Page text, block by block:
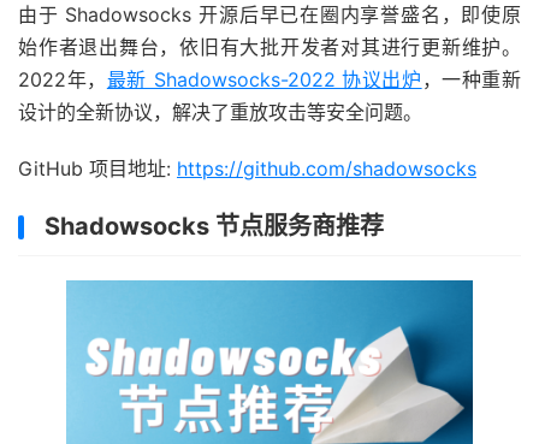
由于 Shadowsocks 开源后早已在圈内享誉盛名，即使原
始作者退出舞台，依旧有大批开发者对其进行更新维护。
2022年， 最新 Shadowsocks-2022 协议出炉 ，一种重新
设计的全新协议，解决了重放攻击等安全问题。
GitHub 项目地址: https://github.com/shadowsocks
Shadowsocks 节点服务商推荐